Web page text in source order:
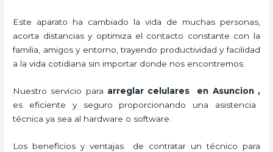
Este aparato ha cambiado la vida de muchas personas,
acorta distancias y optimiza el contacto constante con la
familia, amigos y entorno, trayendo productividad y facilidad
a la vida cotidiana sin importar donde nos encontremos.
Nuestro servicio para arreglar celulares en Asuncion ,
es eficiente y seguro proporcionando una asistencia
técnica ya sea al hardware o software.
Los beneficios y ventajas de contratar un técnico para